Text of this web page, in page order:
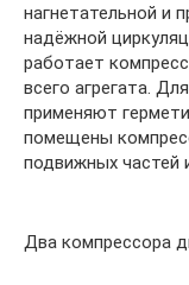
нагнетательной и
надёжной
работает
всего агрегата.
применяют
помещены
подвижных частей
Два компрессора